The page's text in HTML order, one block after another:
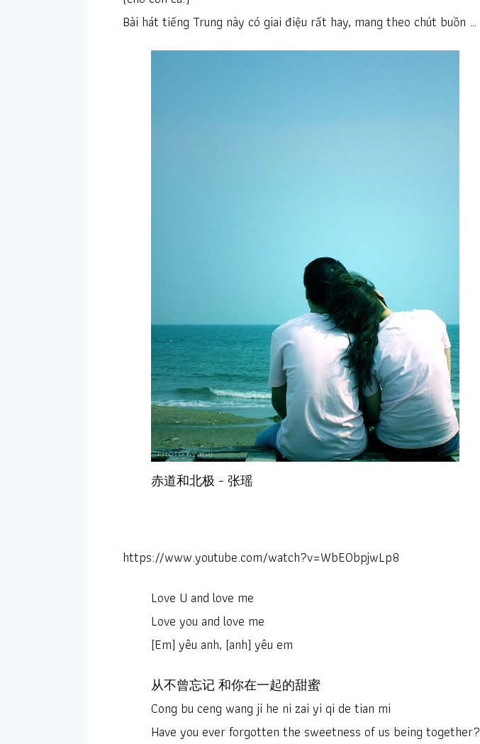
Bài hát tiếng Trung này có giai điệu rất hay, mang theo chút buồn …
赤道和北极 – 张瑶
https://www.youtube.com/watch?v=WbEObpjwLp8
Love U and love me
Love you and love me
[Em] yêu anh, [anh] yêu em
从不曾忘记 和你在一起的甜蜜
Cong bu ceng wang ji he ni zai yi qi de tian mi
Have you ever forgotten the sweetness of us being together?